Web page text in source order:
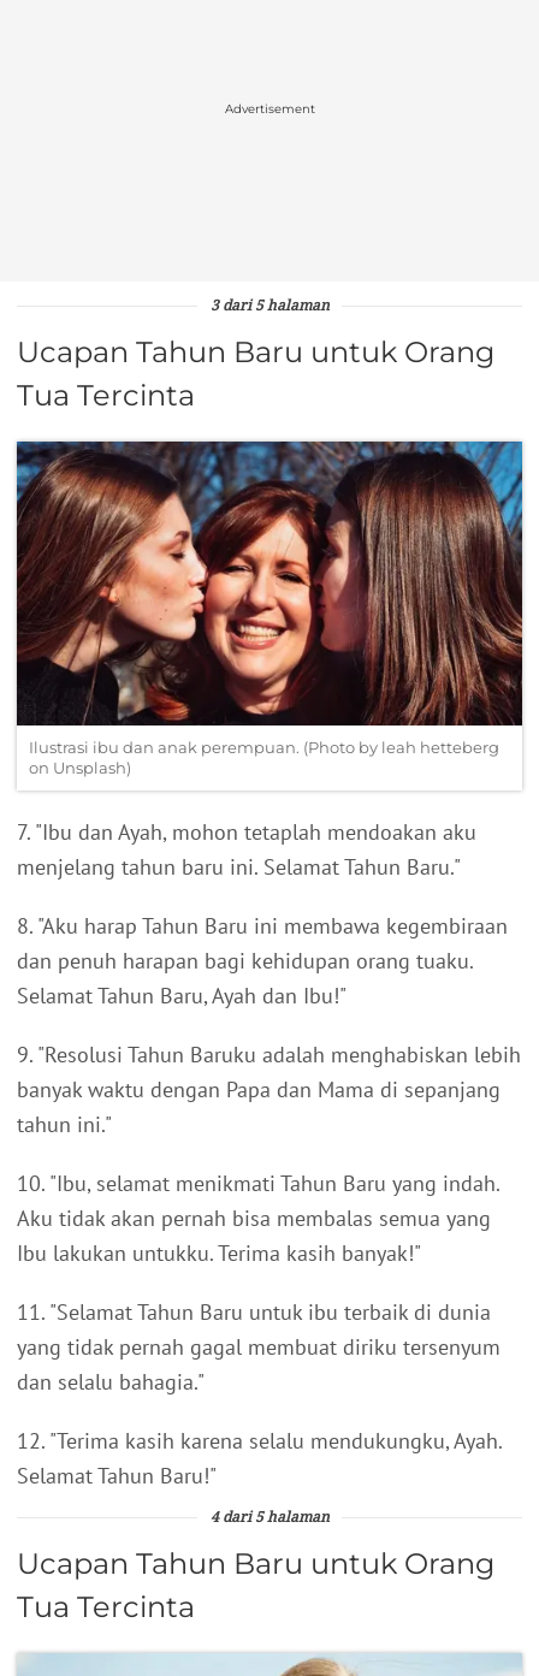
Advertisement
3 dari 5 halaman
Ucapan Tahun Baru untuk Orang
Tua Tercinta
Ilustrasi ibu dan anak perempuan. (Photo by leah hetteberg
on Unsplash)
7. "Ibu dan Ayah, mohon tetaplah mendoakan aku
menjelang tahun baru ini. Selamat Tahun Baru."
8. "Aku harap Tahun Baru ini membawa kegembiraan
dan penuh harapan bagi kehidupan orang tuaku.
Selamat Tahun Baru, Ayah dan Ibu!"
9. "Resolusi Tahun Baruku adalah menghabiskan lebih
banyak waktu dengan Papa dan Mama di sepanjang
tahun ini."
10. "Ibu, selamat menikmati Tahun Baru yang indah.
Aku tidak akan pernah bisa membalas semua yang
Ibu lakukan untukku. Terima kasih banyak!"
11. "Selamat Tahun Baru untuk ibu terbaik di dunia
yang tidak pernah gagal membuat diriku tersenyum
dan selalu bahagia."
12. "Terima kasih karena selalu mendukungku, Ayah.
Selamat Tahun Baru!"
4 dari 5 halaman
Ucapan Tahun Baru untuk Orang
Tua Tercinta